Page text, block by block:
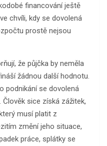
financování ještě
chvíli, kdy se dovolená
prostě nejsou
že půjčka by neměla
žádnou další hodnotu.
podnikání se dovolená
sice získá zážitek,
musí platit z
změní jeho situace,
práce, splátky se